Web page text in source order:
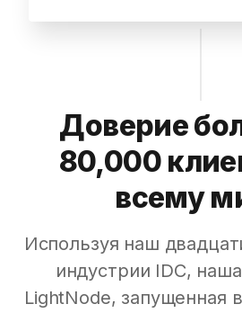
Доверие
80,000
всему
Используя наш
индустрии IDC,
LightNode, запущенная